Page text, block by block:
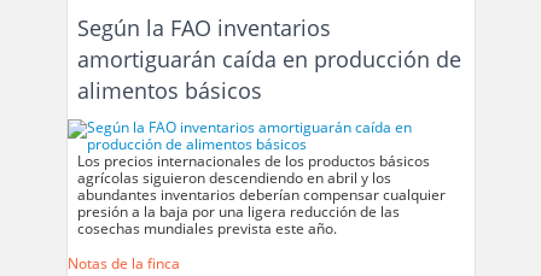
Según la FAO inventarios
amortiguarán caída en producción de
alimentos básicos
Los precios internacionales de los productos básicos
agrícolas siguieron descendiendo en abril y los
abundantes inventarios deberían compensar cualquier
presión a la baja por una ligera reducción de las
cosechas mundiales prevista este año.
Notas de la finca